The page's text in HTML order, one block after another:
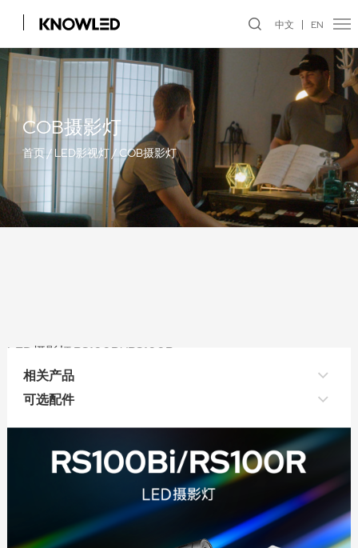
中文 EN
COB摄影灯
首页/ LED影视灯/COB摄影灯
相关产品
可选配件
LED摄影灯 RS100Bi/RS100R